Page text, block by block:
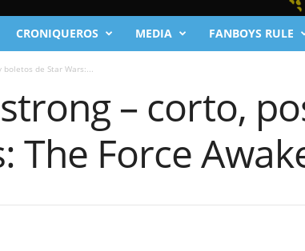
CRONIQUEROS MEDIA FANBOYS RULE
boletos de Star Wars:...
– corto,
The Force